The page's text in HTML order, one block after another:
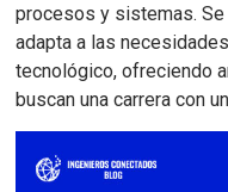
procesos y sistemas.
adapta a las
tecnológico, ofreciendo
buscan una carrera con